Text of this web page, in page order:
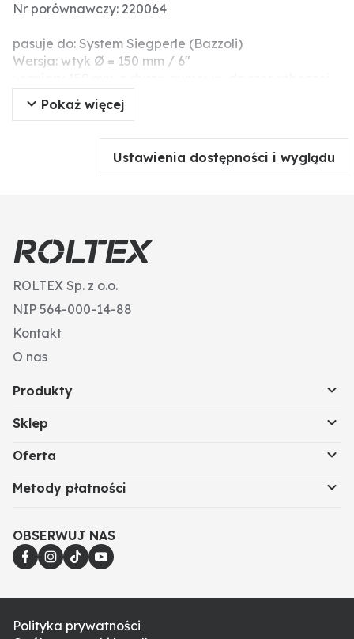
Nr porównawczy: 220064
pasuje do: System Siegperle (Bazzoli)
Wersja: wtyk Ø = 150 mm / 6"
Pokaż więcej
Ustawienia dostępności i wyglądu
ROLTEX Sp. z o.o.
NIP 564-000-14-88
Kontakt
O nas
Produkty
Sklep
Oferta
Metody płatności
OBSERWUJ NAS
Polityka prywatności